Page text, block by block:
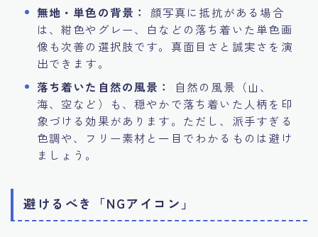
無地・単色の背景：
顔写真に抵抗がある場合
は、紺色やグレー、白などの落ち着いた単色画
像も次善の選択肢です。真面目さと誠実さを演
出できます。
落ち着いた自然の風景：
自然の風景（山、
海、空など）も、穏やかで落ち着いた人柄を印
象づける効果があります。ただし、派手すぎる
色調や、フリー素材と一目でわかるものは避け
ましょう。
避けるべき「NGアイコン」